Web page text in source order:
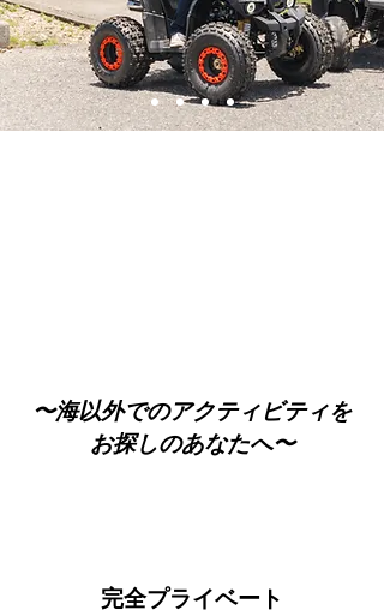
​〜海以外でのアクティビティを
お探しのあなたへ〜
​完全プライベート